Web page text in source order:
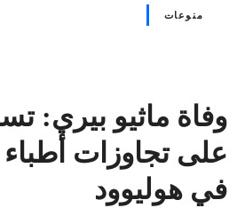
منوعات
وفاة ماثيو بيري:
على تجاوزات أطباء
في هوليوود